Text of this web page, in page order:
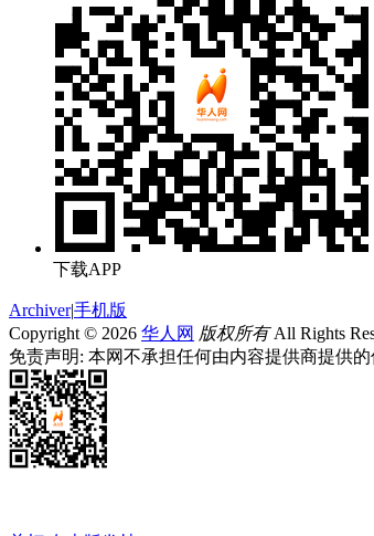
下载APP
Archiver|手机版
Copyright © 2026 华人网 版权所有All Rights
免责声明: 本网不承担任何由内容提供商提供